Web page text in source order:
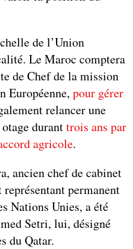
de l’Union
Le Maroc comptera
de Chef de la mission
Européenne, pour gérer
relancer une
duranttrois ans par
agricole.
ancien chef de cabinet
permanent
Nations Unies, a été
Setri, lui, désigné
du Qatar.